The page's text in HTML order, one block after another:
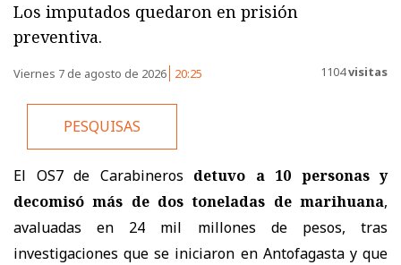
Los imputados quedaron en prisión
preventiva.
Viernes 7 de agosto de 2026 20:25 1104visitas
PESQUISAS
El OS7 de Carabineros detuvo a 10 personas y
decomisó más de dos toneladas de marihuana,
avaluadas en 24 mil millones de pesos, tras
investigaciones que se iniciaron en Antofagasta y que